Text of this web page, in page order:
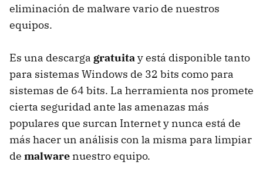
eliminación de malware vario de nuestros
equipos.
Es una descarga gratuitay está disponible tanto
para sistemas Windows de 32 bits como para
sistemas de 64 bits. La herramienta nos promete
cierta seguridad ante las amenazas más
populares que surcan Internet y nunca está de
más hacer un análisis con la misma para limpiar
de malware nuestro equipo.